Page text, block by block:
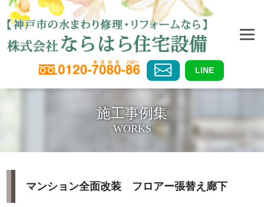
LINE
施工事例集
WORKS
マンション全面改装 フロアー張替え廊下